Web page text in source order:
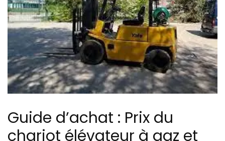
Guide d’achat : Prix du
chariot élévateur à gaz et